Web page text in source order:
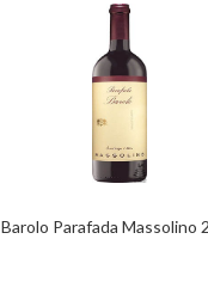
Barolo Parafada Massolino